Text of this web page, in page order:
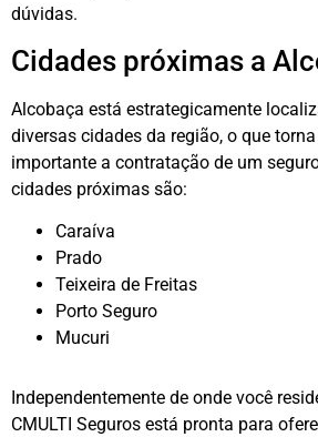
dúvidas.
Cidades próximas a
Alcobaça está estrategicamente
diversas cidades da região, o que
importante a contratação de um
cidades próximas são:
Caraíva
Prado
Teixeira de Freitas
Porto Seguro
Mucuri
Independentemente de onde você
CMULTI Seguros está pronta para